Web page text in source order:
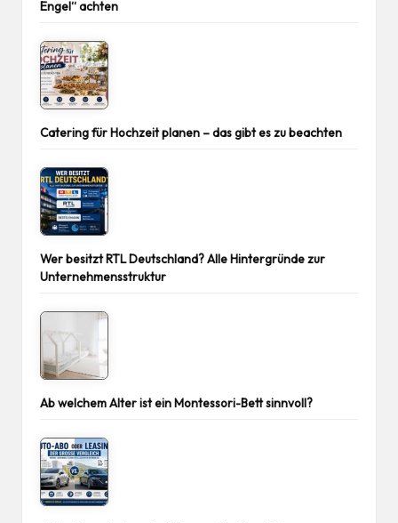
Engel“ achten
Catering für Hochzeit planen – das gibt es zu beachten
Wer besitzt RTL Deutschland? Alle Hintergründe zur
Unternehmensstruktur
Ab welchem Alter ist ein Montessori-Bett sinnvoll?